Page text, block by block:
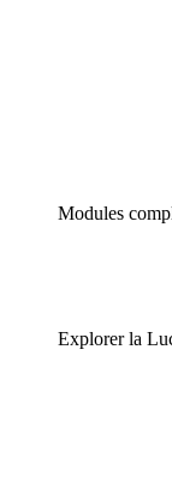
Modules
Explorer la